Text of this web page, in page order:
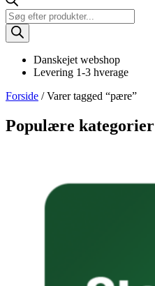
Products
search
Danskejet webshop
Levering 1-3 hverage
Forside / Varer tagged “pære”
Populære kategorier